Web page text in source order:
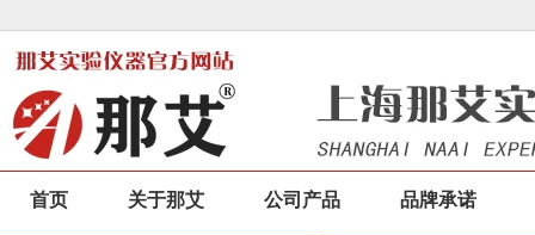
首页 关于那艾 公司产品 品牌承诺